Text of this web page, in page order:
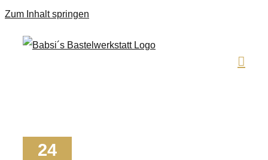
Zum Inhalt springen
24